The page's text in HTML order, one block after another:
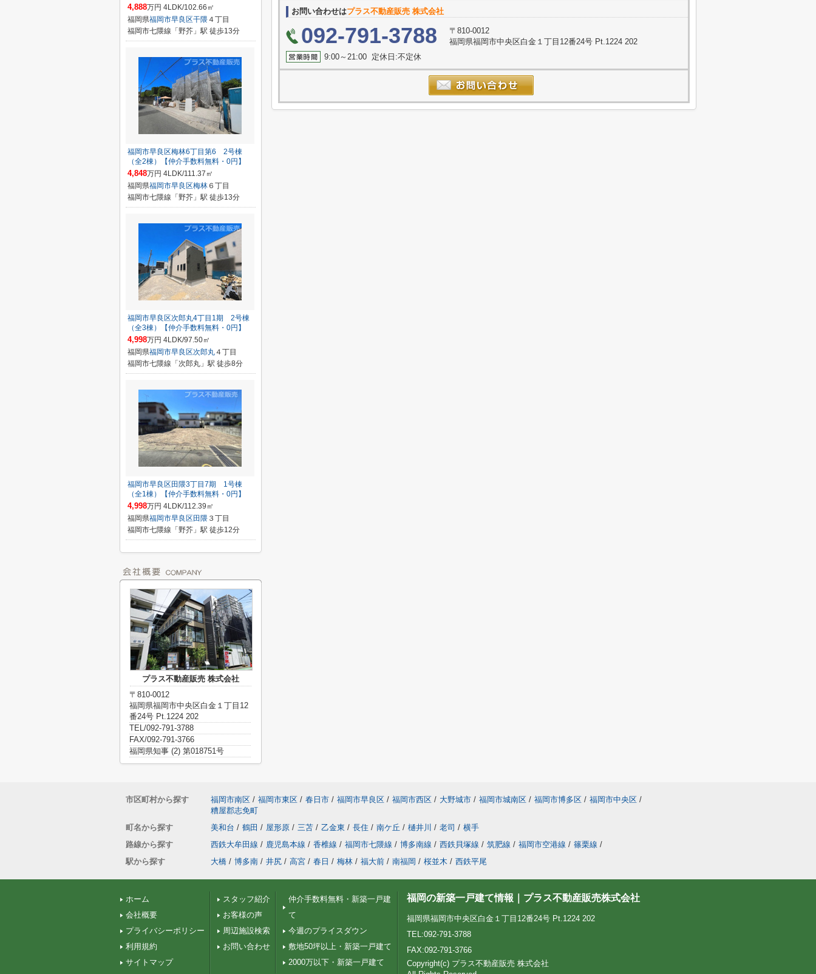
お問い合わせはプラス不動産販売 株式会社
092-791-3788
〒810-0012
福岡県福岡市中央区白金１丁目12番24号 Pt.1224 202
9:00～21:00 定休日:不定休
4,888万円 4LDK/102.66㎡
福岡県福岡市早良区干隈４丁目
福岡市七隈線「野芥」駅 徒歩13分
福岡市早良区梅林6丁目第6 2号棟
（全2棟）【仲介手数料無料・0円】
4,848万円 4LDK/111.37㎡
福岡県福岡市早良区梅林 ６丁目
福岡市七隈線「野芥」駅 徒歩13分
福岡市早良区次郎丸4丁目1期 2号棟
（全3棟）【仲介手数料無料・0円】
4,998万円 4LDK/97.50㎡
福岡県福岡市早良区次郎丸４丁目
福岡市七隈線「次郎丸」駅 徒歩8分
福岡市早良区田隈3丁目7期 1号棟
（全1棟）【仲介手数料無料・0円】
4,998万円 4LDK/112.39㎡
福岡県福岡市早良区 田隈 ３丁目
福岡市七隈線「野芥」駅 徒歩12分
プラス不動産販売 株式会社
〒810-0012
福岡県福岡市中央区白金１丁目12
番24号 Pt.1224 202
TEL/092-791-3788
FAX/092-791-3766
福岡県知事 (2) 第018751号
市区町村から探す 福岡市南区 / 福岡市東区 / 春日市 / 福岡市早良区 / 福岡市西区 / 大野城市 / 福岡市城南区 / 福岡市博多区 / 福岡市中央区 /
糟屋郡志免町
町名から探す
美和台 / 鶴田 / 屋形原 / 三苫 / 乙金東 / 長住 / 南ケ丘 / 樋井川 / 老司 / 横手
路線から探す
西鉄大牟田線 / 鹿児島本線 / 香椎線 / 福岡市七隈線 / 博多南線 / 西鉄貝塚線 / 筑肥線 / 福岡市空港線 / 篠栗線 /
駅から探す
大橋 / 博多南 / 井尻 / 高宮 / 春日 / 梅林 / 福大前 / 南福岡 / 桜並木 / 西鉄平尾
ホーム
会社概要
プライバシーポリシー
利用規約
サイトマップ
スタッフ紹介
お客様の声
周辺施設検索
お問い合わせ
仲介手数料無料・新築一戸建
て
今週のプライスダウン
敷地50坪以上・新築一戸建て
2000万以下・新築一戸建て
福岡の新築一戸建て情報｜プラス不動産販売株式会社
福岡県福岡市中央区白金１丁目12番24号 Pt.1224 202
TEL:092-791-3788
FAX:092-791-3766
Copyright(c) プラス不動産販売 株式会社